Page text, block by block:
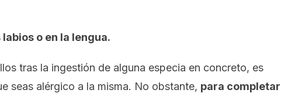
o en la lengua.
tras la ingestión de alguna especia en concreto, es
seas alérgico a la misma. No obstante, para completar